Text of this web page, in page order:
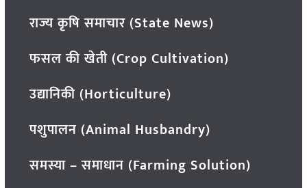
राज्य कृषि समाचार (State News)
फसल की खेती (Crop Cultivation)
उद्यानिकी (Horticulture)
पशुपालन (Animal Husbandry)
समस्या – समाधान (Farming Solution)